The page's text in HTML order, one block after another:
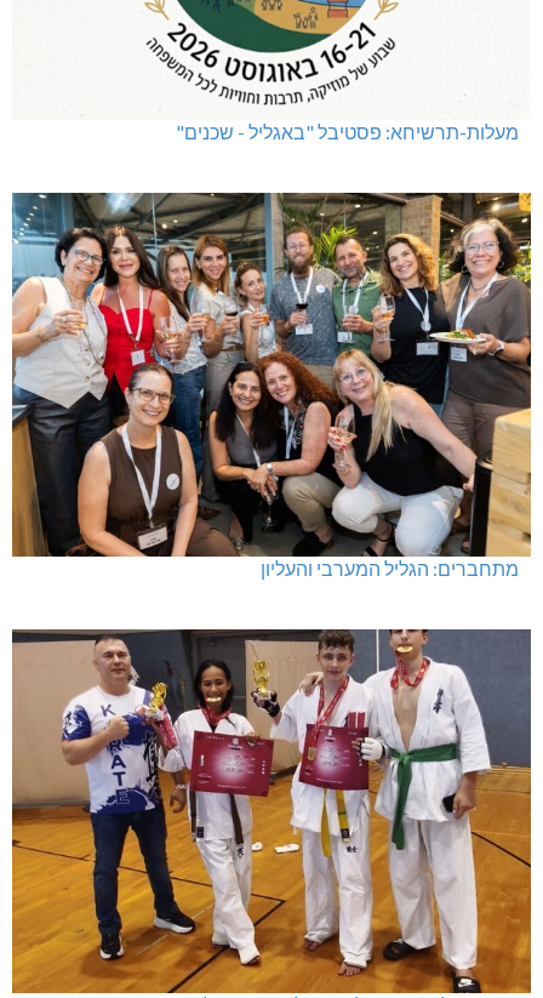
מעלות-תרשיחא: פסטיבל "באגליל - שכנים"
מתחברים: הגליל המערבי והעליון